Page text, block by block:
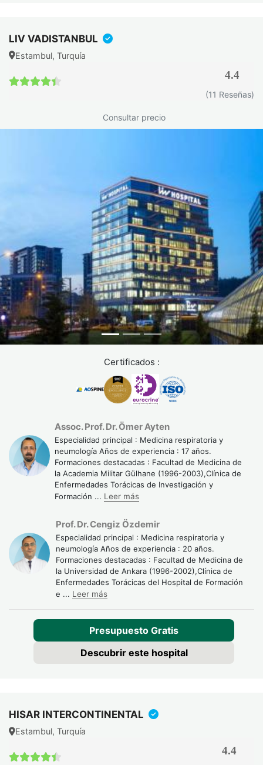
LIV VADISTANBUL
Estambul, Turquía
4.4 / 5
4.4
(11 Reseñas)
Consultar precio
Certificados :
Assoc. Prof. Dr. Ömer Ayten
Especialidad principal : Medicina respiratoria y
neumología Años de experiencia : 17 años.
Formaciones destacadas : Facultad de Medicina de
la Academia Militar Gülhane (1996-2003),Clínica de
Enfermedades Torácicas de Investigación y
Formación ... Leer más
Prof. Dr. Cengiz Özdemir
Especialidad principal : Medicina respiratoria y
neumología Años de experiencia : 20 años.
Formaciones destacadas : Facultad de Medicina de
la Universidad de Ankara (1996-2002),Clínica de
Enfermedades Torácicas del Hospital de Formación
e ... Leer más
Presupuesto Gratis
Descubrir este hospital
HISAR INTERCONTINENTAL
Estambul, Turquía
4.4